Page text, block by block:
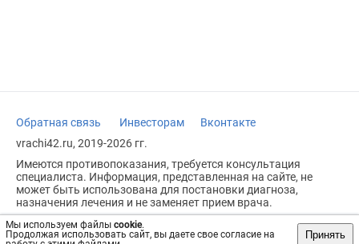
Мы используем файлы cookie.
Продолжая использовать сайт, вы даете свое согласие на
Принять
Обратная связь Инвесторам
Вконтакте
vrachi42.ru, 2019-2026 гг.
Имеются противопоказания, требуется консультация
специалиста. Информация, представленная на сайте, не
может быть использована для постановки диагноза,
назначения лечения и не заменяет прием врача.
Возрастное ограничение: 18+